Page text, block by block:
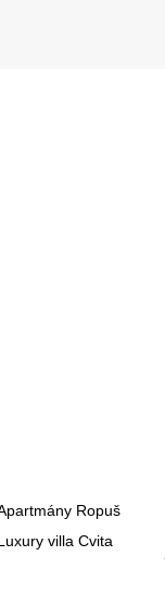
Ropuš
villa Cvita